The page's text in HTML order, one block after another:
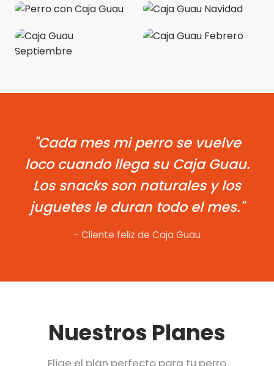
"Cada mes mi perro se vuelve
loco cuando llega su Caja Guau.
Los snacks son naturales y los
juguetes le duran todo el mes."
- Cliente feliz de Caja Guau
Nuestros Planes
Elige el plan perfecto para tu perro